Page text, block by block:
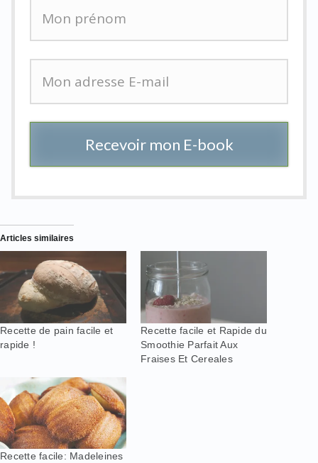
Recevoir mon E-book
Articles similaires
Recette de pain facile et
rapide !
Recette facile et Rapide du
Smoothie Parfait Aux
Fraises Et Cereales
Recette facile: Madeleines